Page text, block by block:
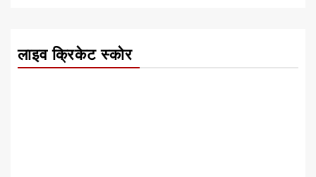
लाइव क्रिकेट स्कोर